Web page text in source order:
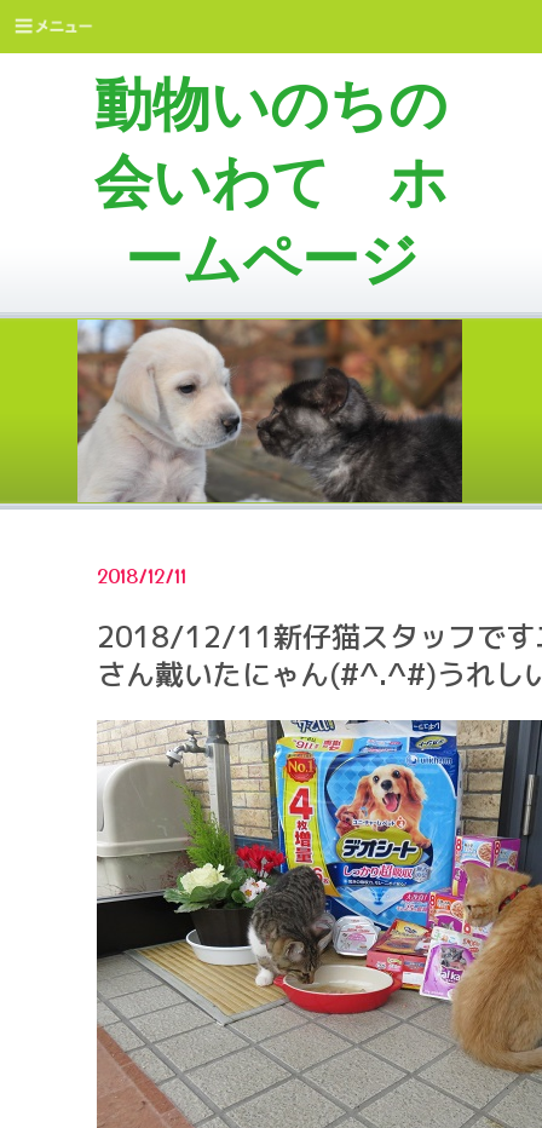
動物いのちの
会いわて ホ
ームページ
2018/12/11
2018/12/11新仔猫スタッフで
さん戴いたにゃん(#^.^#)うれし